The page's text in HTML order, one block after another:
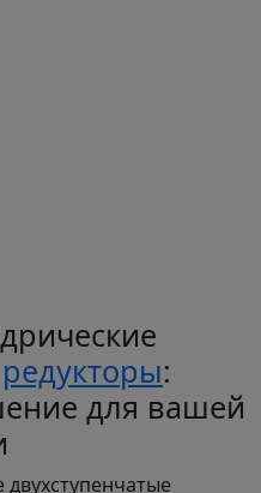
редукторы:
для вашей